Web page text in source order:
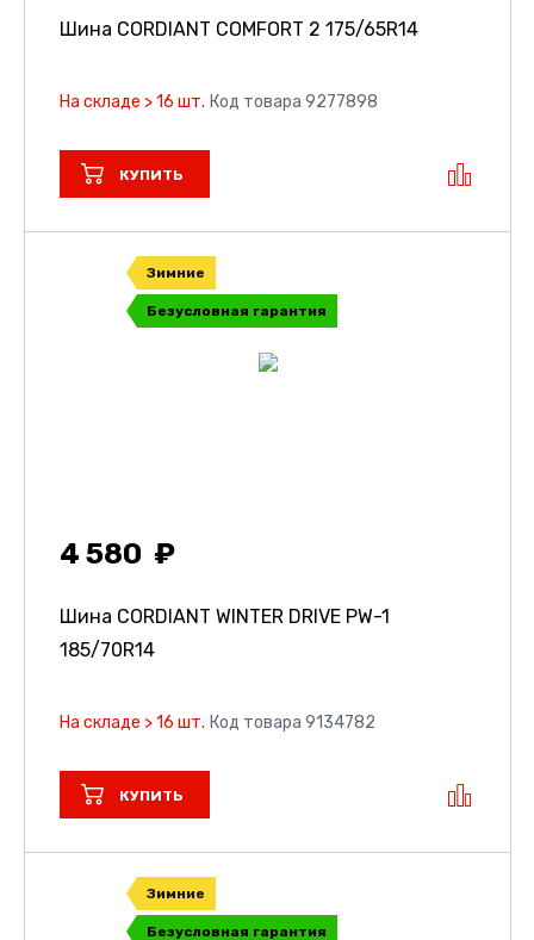
Шина CORDIANT COMFORT 2 175/65R14
На складе > 16 шт. Код товара 9277898
КУПИТЬ
Зимние
Безусловная гарантия
4 580
Шина CORDIANT WINTER DRIVE PW-1
185/70R14
На складе > 16 шт. Код товара 9134782
КУПИТЬ
Зимние
Безусловная гарантия